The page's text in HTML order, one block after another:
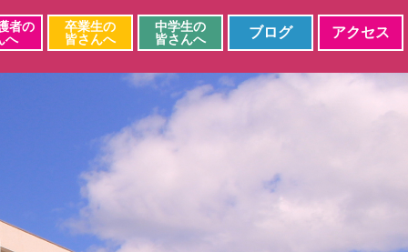
者の
へ
卒業生の
皆さんへ
中学生の
皆さんへ
ブログ アクセス